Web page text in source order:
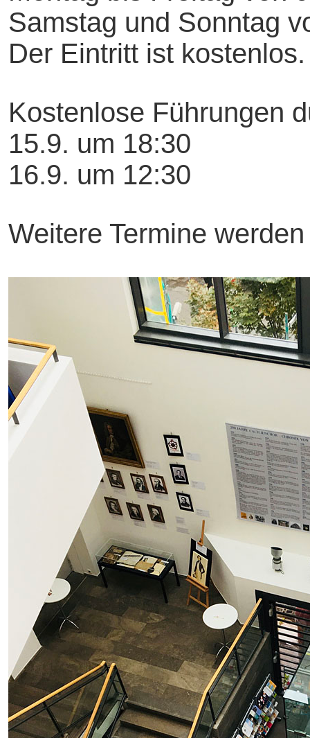
Samstag und Sonntag
Der Eintritt ist kostenlos.
Kostenlose Führungen
15.9. um 18:30
16.9. um 12:30
Weitere Termine